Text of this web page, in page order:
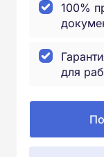
100%
для